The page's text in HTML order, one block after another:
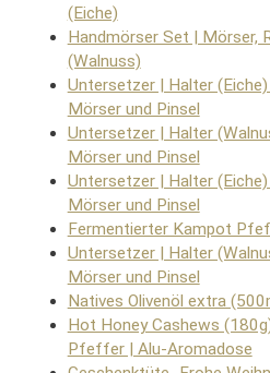
(Eiche)
Handmörser Set | Mörser,
(Walnuss)
Untersetzer | Halter (Eiche)
Mörser und Pinsel
Untersetzer | Halter
Mörser und Pinsel
Untersetzer | Halter
Mörser und Pinsel
Fermentierter Kampot
Untersetzer | Halter
Mörser und Pinsel
Natives Olivenöl extra
Hot Honey Cashews
Pfeffer | Alu-Aromadose